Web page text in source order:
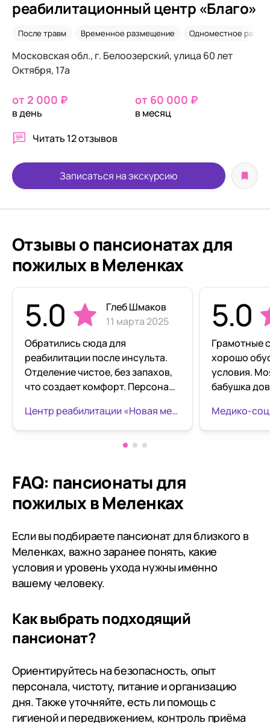
реабилитационный центр «Благо»
После травм Временное размещение Одноместное
Московская обл., г. Белоозерский, улица 60 лет
Октября, 17а
от 2 000 ₽
в день
от 60 000 ₽
в месяц
Читать 12 отзывов
Записаться на экскурсию
Отзывы о пансионатах для
пожилых в Меленках
5.0
Глеб Шмаков
11 марта 2025
Обратились сюда для
реабилитации после инсульта.
Отделение чистое, без запахов,
что создает комфорт. Персонал
Елена Владимировна и Денис
Юрьевич — подробно объясняли
каждый этап лечения. За два
ЛФК Николаем и Дмитрием
заметны улучшения.
Реабилитация проходит
Ирина и Валерия всегда
помогают с вопросами.
Рекомендую за качественный
уход и профессиональный
подход
Центр реабилитации «Новая медицина» посёлок Городищи
5.0
Грамотные
хорошо
условия.
бабушка
FAQ: пансионаты для
пожилых в Меленках
Если вы подбираете пансионат для близкого в
Меленках, важно заранее понять, какие
условия и уровень ухода нужны именно
вашему человеку.
Как выбрать подходящий
пансионат?
Ориентируйтесь на безопасность, опыт
персонала, чистоту, питание и организацию
дня. Также уточняйте, есть ли помощь с
гигиеной и передвижением, контроль приёма